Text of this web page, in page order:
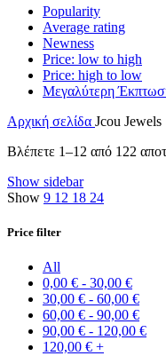
Popularity
Average rating
Newness
Price: low to high
Price: high to low
Μεγαλύτερη
Αρχική σελίδα Jcou Jewels
Βλέπετε 1–12 από 122
Show sidebar
Show 9 12 18 24
Price filter
All
0,00 € - 30,00 €
30,00 € - 60,00 €
60,00 € - 90,00 €
90,00 € - 120,00 €
120,00 € +